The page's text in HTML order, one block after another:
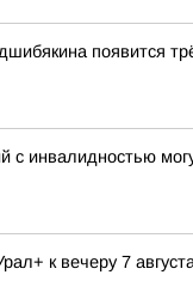
появится
с инвалидностью
к вечеру 7